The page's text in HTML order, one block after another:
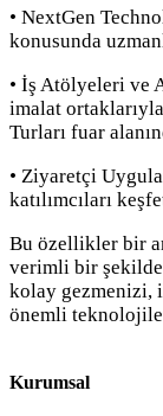
• NextGen
konusunda
• İş Atölyeleri ve
imalat
Turları fuar
• Ziyaretçi
katılımcıları
Bu özellikler bir
verimli bir şekilde
kolay gezmenizi,
önemli
Kurumsal